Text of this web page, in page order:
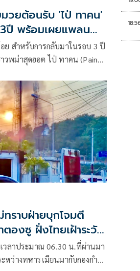
วยต้อนรับ 'ไป่ ทาคน'
ปี พร้อมเผยแพลน
ย สำหรับการกลับมาในรอบ 3 ปี
พม่าสุดฮอต ไป่ ทาคน (Paing
ร์งานต่าง ๆ ที่เคยค้างไว้ให้เสร็จ
ที่ให้การต้อนรับกลับมาเมือง
กร แมทธิว ดีน ขอต้อนรับใน
คงสิทธา” พาไปฝึกวิชาป้องกัน
ทราบฝ่ายบุกโจมตี
องซู ฝั่งไทยเฝ้าระวัง
วลาประมาณ 06.30 น.ที่ผ่านมา
หว่างทหารเมียนมากับกองกำลัง